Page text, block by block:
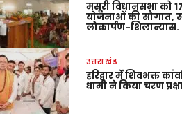
मसूरी विधानसभा को
योजनाओं की सौगात,
लोकार्पण-शिलान्यास.
उत्तराखंड
हरिद्वार में शिवभक्त
धामी ने किया चरण